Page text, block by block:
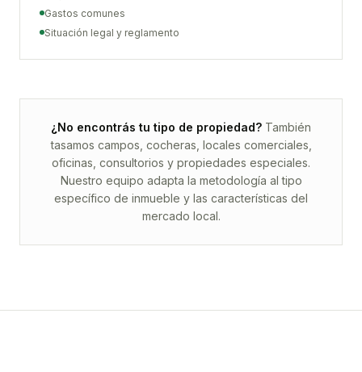
Gastos comunes
Situación legal y reglamento
¿No encontrás tu tipo de propiedad? También
tasamos campos, cocheras, locales comerciales,
oficinas, consultorios y propiedades especiales.
Nuestro equipo adapta la metodología al tipo
específico de inmueble y las características del
mercado local.